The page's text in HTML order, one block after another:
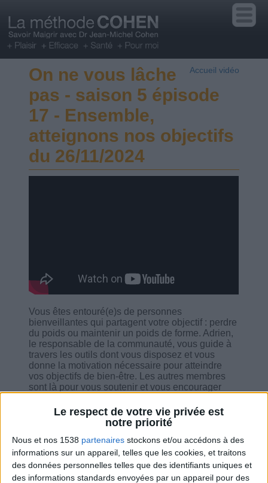
Le respect de votre vie privée est
notre priorité
Nous et nos 1538 partenaires stockons et/ou accédons à des
informations sur un appareil, telles que les cookies, et traitons
des données personnelles telles que des identifiants uniques et
des informations standards envoyées par un appareil pour des
Accueil vidéo
On ne vous lâche
pas - saison 5 épisode
17 - Ensemble,
atteignons nos objectifs
du 26/11/2024
Vous êtes entouré(e)s de personnes
bienveillantes qui partagent votre objectif : perdre
du poids ou maintenir un poids de forme. Adrien,
le responsable de la communauté, vous guide à
travers les outils dont vous disposez et vous
donne la motivation nécessaire pour atteindre
vos objectifs de bien-être. Les autres membres
sont là pour vous soutenir et vous encourager
pourrez partager vos expériences et trouver
l'inspiration. Vous y arriverez ! Vous adopterez de
nouvelles habitudes qui vous permettront de vous
épanouir.